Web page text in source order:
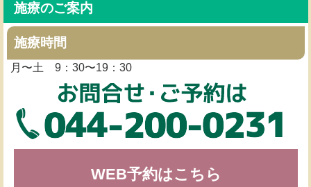
施療のご案内
施療時間
月〜土 9：30〜19：30
WEB予約はこちら